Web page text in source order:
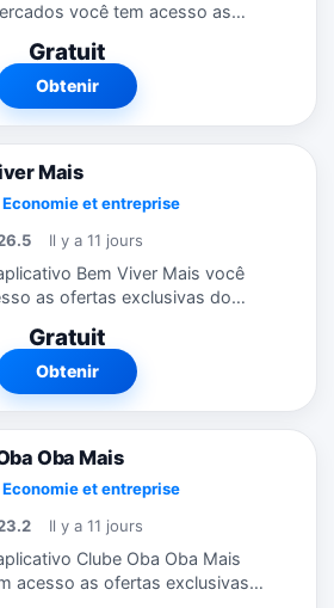
você tem acesso as
você fica por
promoções e campanhas que
Gratuit
Obtenir
Mais
Economie et entreprise
Il y a 11 jours
Bem Viver Mais você
as ofertas exclusivas do
por dentro das promoções e
que estão rolando. Veja...
Gratuit
Obtenir
Oba Mais
Economie et entreprise
Il y a 11 jours
Clube Oba Oba Mais
acesso as ofertas exclusivas